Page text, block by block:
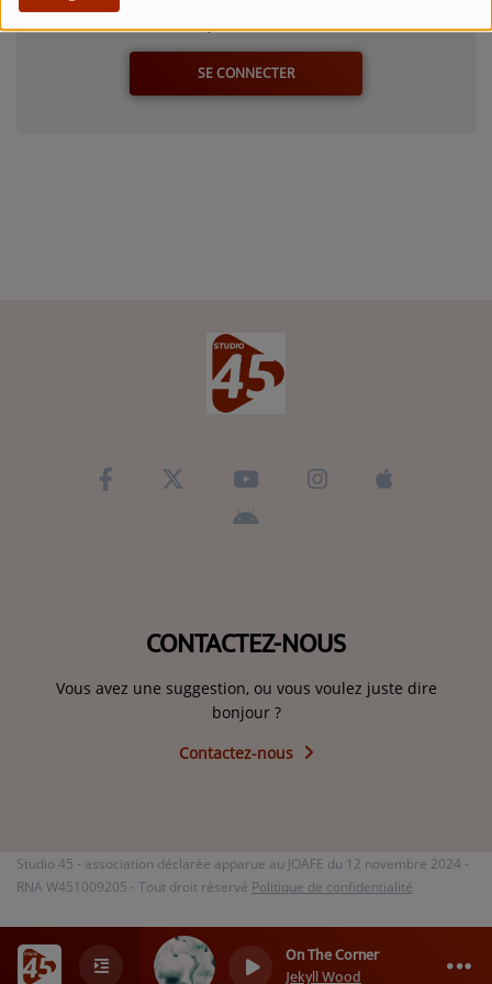
On The Corner
Jekyll Wood
0
Connectez-vous pour commenter cet article
SE CONNECTER
CONTACTEZ-NOUS
Vous avez une suggestion, ou vous voulez juste dire
bonjour ?
Contactez-nous
Studio 45 - association déclarée apparue au JOAFE du 12 novembre 2024 -
RNA W451009205 - Tout droit réservé Politique de confidentialité